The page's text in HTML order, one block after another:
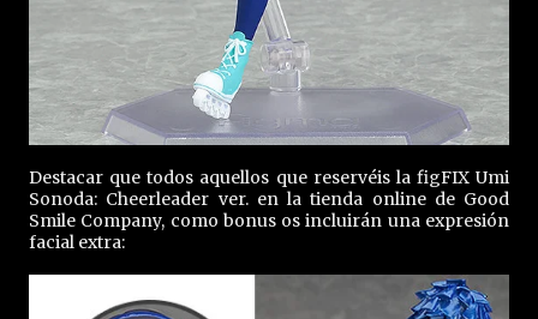
Destacar que todos aquellos que reservéis la figFIX Umi
Sonoda: Cheerleader ver. en la tienda online de Good
Smile Company, como bonus os incluirán una expresión
facial extra: